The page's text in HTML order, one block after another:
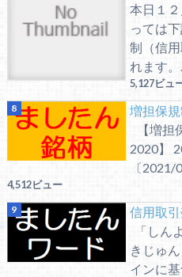
本日１
っては
制（信
れます。...
5,127ビュ
増担保
【増担
2020】
〔2021/
4,512ビュー
信用取
「しん
きじゅ
インに基